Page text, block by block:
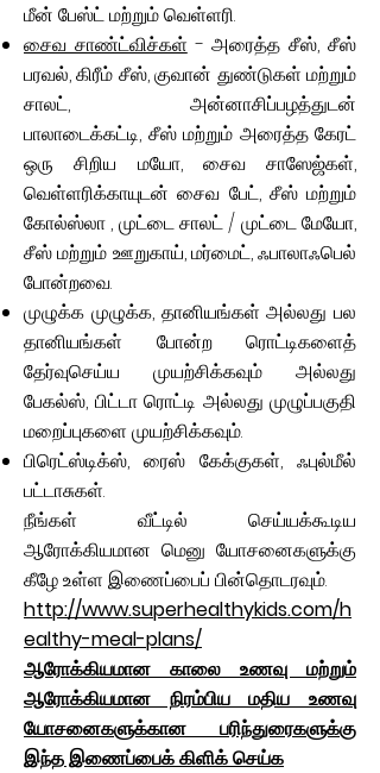
மீன் பேஸ்ட் மற்றும் வெள்ளரி.
சைவ சாண்ட்விச்கள் - அரைத்த சீஸ், சீஸ்
பரவல், கிரீம் சீஸ், குவான் துண்டுகள் மற்றும்
சாலட், அன்னாசிப்பழத்துடன்
பாலாடைக்கட்டி, சீஸ் மற்றும் அரைத்த கேரட்
ஒரு சிறிய மயோ, சைவ சாஸேஜ்கள்,
வெள்ளரிக்காயுடன் சைவ பேட், சீஸ் மற்றும்
கோல்ஸ்லா, முட்டை சாலட் / முட்டை மேயோ,
சீஸ் மற்றும் ஊறுகாய், மர்மைட், ஃபாலாஃபெல்
போன்றவை.
முழுக்க முழுக்க, தானியங்கள் அல்லது பல
தானியங்கள் போன்ற ரொட்டிகளைத்
தேர்வுசெய்ய முயற்சிக்கவும் அல்லது
பேகல்ஸ், பிட்டா ரொட்டி அல்லது முழுப்பகுதி
மறைப்புகளை முயற்சிக்கவும்.
பிரெட்ஸ்டிக்ஸ், ரைஸ் கேக்குகள், ஃபுல்மீல்
பட்டாசுகள்.
நீங்கள் வீட்டில் செய்யக்கூடிய
ஆரோக்கியமான மெனு யோசனைகளுக்கு
கீழே உள்ள இணைப்பைப் பின்தொடரவும்.
http://www.superhealthykids.com/h
ealthy-meal-plans/
ஆரோக்கியமான காலை உணவு மற்றும்
ஆரோக்கியமான நிரம்பிய மதிய உணவு
யோசனைகளுக்கான பரிந்துரைகளுக்கு
இந்த இணைப்பைக் கிளிக் செய்க